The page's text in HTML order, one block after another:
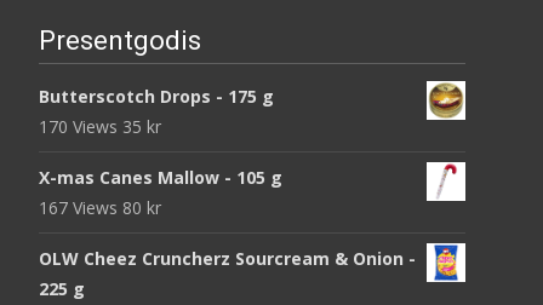
Presentgodis
Butterscotch Drops - 175 g
170 Views 35 kr
X-mas Canes Mallow - 105 g
167 Views 80 kr
OLW Cheez Cruncherz Sourcream & Onion -
225 g